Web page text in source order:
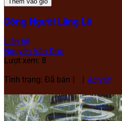
Dòng Người Lặng Lẽ
Liên hệ
Nguyễn Văn Đức
Lượt xem: 8
Tình trạng: Đã bán
Acrylic